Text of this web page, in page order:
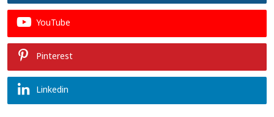
YouTube
Pinterest
Linkedin